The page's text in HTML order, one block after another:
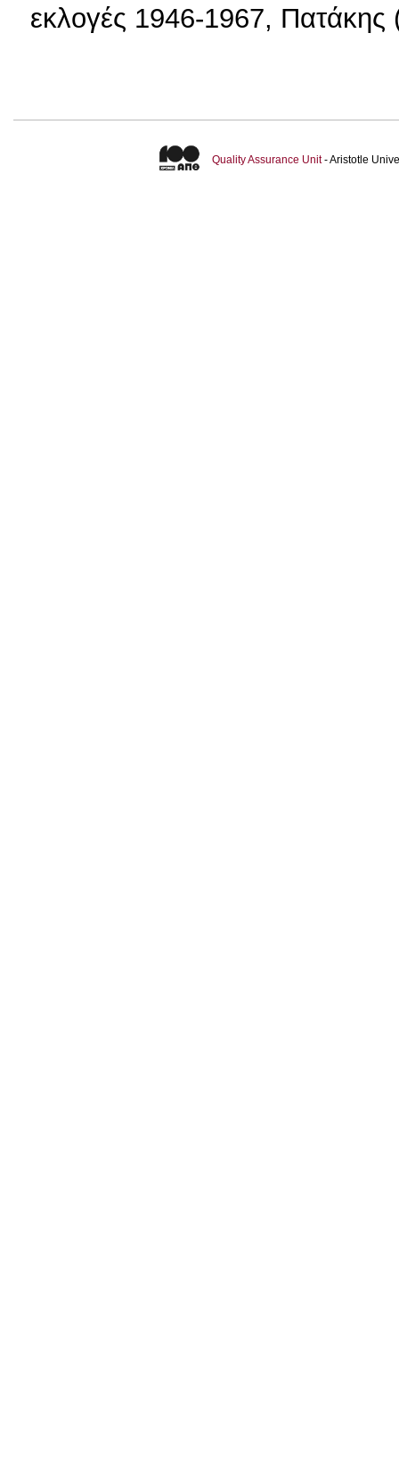
εκλογές 1946-1967, Πατάκης
Quality Assurance Unit- Aristotle